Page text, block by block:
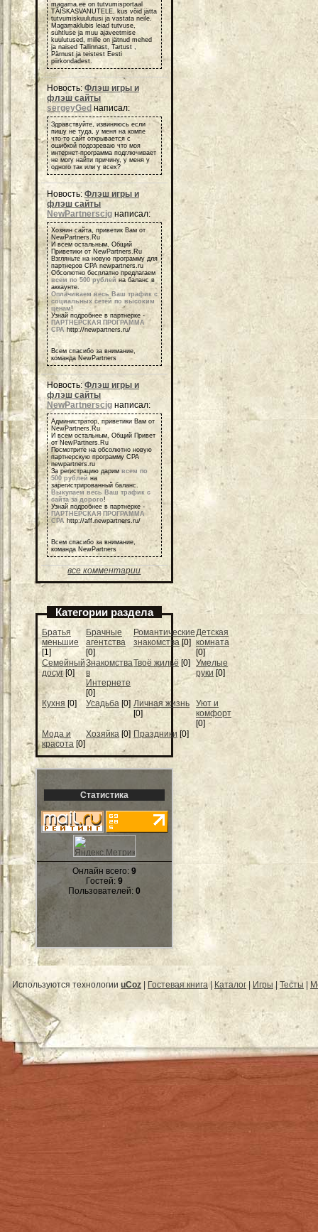
magama.ee on tutvumisportaal
TÄISKASVANUTELE, kus võid jätta
tutvumiskuulutusi ja vastata neile.
Magamaklubis leiad tutvuse,
suhtluse ja muu ajaveetmise
kuulutused, mille on jätnud mehed
ja naised Tallinnast, Tartust ,
Pärnust ja teistest Eesti
piirkondadest.
Новость:Флэш игры и
флэш сайты
sergeyGed написал:
Здравствуйте, извиняюсь если
пишу не туда, у меня на компе
что-то сайт открывается с
ошибкой подозреваю что моя
интернет-программа подглючивает
не могу найти причину, у меня у
одного так или у всех?
Новость: Флэш игры и
флэш сайты
NewPartnerscig написал:
Хозяин сайта, приветик Вам от
NewPartners.Ru
И всем остальным, Общий
Приветики от NewPartners.Ru
Взгляньте на новую программу для
партнеров СРА newpartners.ru
Обсолютно бесплатно предлагаем
всем по 500 рублей на баланс в
аккаунте.
Оплачиваем весь Ваш трафик с
социальных сетей по высоким
ценам!
Узнай подробнее в партнерке -
ПАРТНЕРСКАЯ ПРОГРАММА
СРА http://newpartners.ru/
Всем спасибо за внимание,
команда NewPartners
Новость:Флэш игры и
флэш сайты
NewPartnerscig написал:
Администратор, приветики Вам от
NewPartners.Ru
И всем остальным, Общий Привет
от NewPartners.Ru
Посмотрите на обсолютно новую
партнерскую программу СРА
newpartners.ru
За регистрацию дарим всем по
500 рублей на
зарегистрированный баланс.
Выкупаем весь Ваш трафик с
сайта за дорого!
Узнай подробнее в партнерке -
ПАРТНЕРСКАЯ ПРОГРАММА
СРА http://aff.newpartners.ru/
Всем спасибо за внимание,
команда NewPartners
все комментарии
Категории раздела
Братья
меньшие
[1]
Брачные
агентства
[0]
Романтические
знакомства [0]
Детская
комната
[0]
Семейный
досуг [0]
Знакомства
в
Интернете
[0]
Твоё жильё [0]
Умелые
руки [0]
Кухня [0] Усадьба [0] Личная жизнь
[0]
Уют и
комфорт
[0]
Мода и
красота [0]
Хозяйка [0] Праздники [0]
Статистика
Онлайн всего: 9
Гостей: 9
Пользователей: 0
Используются технологии uCoz Гостевая книга Каталог Игры Тесты